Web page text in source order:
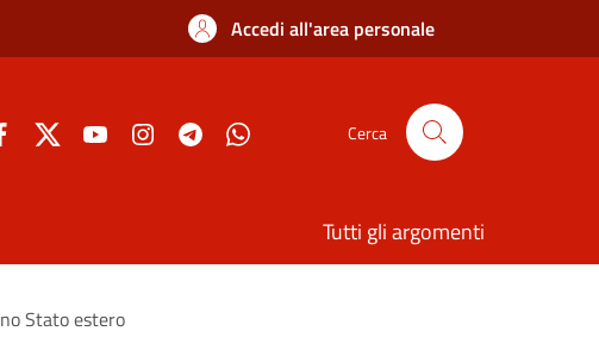
Accedi all'area personale
Cerca
Tutti gli argomenti
Stato estero